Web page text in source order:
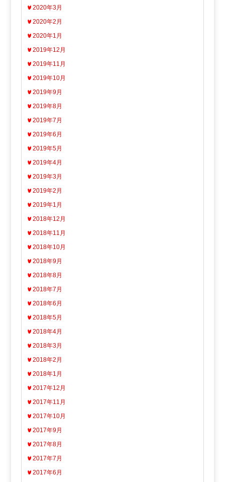
2020年3月
2020年2月
2020年1月
2019年12月
2019年11月
2019年10月
2019年9月
2019年8月
2019年7月
2019年6月
2019年5月
2019年4月
2019年3月
2019年2月
2019年1月
2018年12月
2018年11月
2018年10月
2018年9月
2018年8月
2018年7月
2018年6月
2018年5月
2018年4月
2018年3月
2018年2月
2018年1月
2017年12月
2017年11月
2017年10月
2017年9月
2017年8月
2017年7月
2017年6月